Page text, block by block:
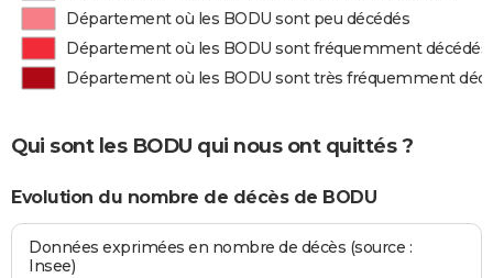
Département où les BODU sont peu décédés
Département où les BODU sont fréquemment décédés
Département où les BODU sont très fréquemment
Qui sont les BODU qui nous ont quittés ?
Evolution du nombre de décès de BODU
Données exprimées en nombre de décès (source :
Insee)